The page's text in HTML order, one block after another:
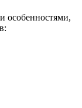
особенностями,